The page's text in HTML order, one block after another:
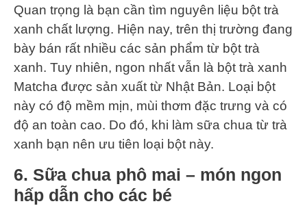
Quan trọng là bạn cần tìm nguyên liệu bột trà
xanh chất lượng. Hiện nay, trên thị trường đang
bày bán rất nhiều các sản phẩm từ bột trà
xanh. Tuy nhiên, ngon nhất vẫn là bột trà xanh
Matcha được sản xuất từ Nhật Bản. Loại bột
này có độ mềm mịn, mùi thơm đặc trưng và có
độ an toàn cao. Do đó, khi làm sữa chua từ trà
xanh bạn nên ưu tiên loại bột này.
6. Sữa chua phô mai – món ngon
hấp dẫn cho các bé